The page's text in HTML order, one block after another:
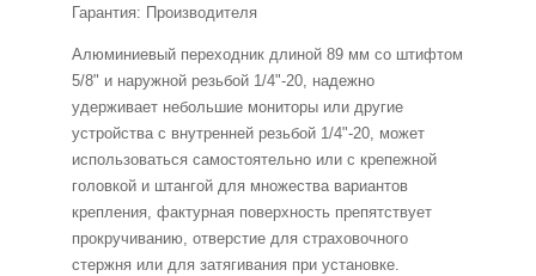
Гарантия: Производителя
Алюминиевый переходник длиной 89 мм со штифтом
5/8" и наружной резьбой 1/4"-20, надежно
удерживает небольшие мониторы или другие
устройства с внутренней резьбой 1/4"-20, может
использоваться самостоятельно или с крепежной
головкой и штангой для множества вариантов
крепления, фактурная поверхность препятствует
прокручиванию, отверстие для страховочного
стержня или для затягивания при установке.